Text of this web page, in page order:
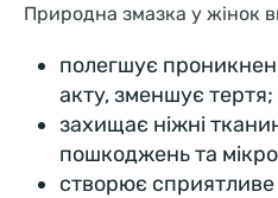
Природна змазка у жінок
полегшує
акту, зменшує тертя;
захищає ніжні
пошкоджень та
створює